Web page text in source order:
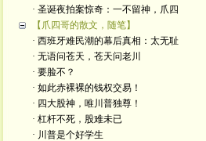
· 圣诞夜拍案惊奇：一不留神，爪四
【爪四哥的散文，随笔】
· 西班牙难民潮的幕后真相：太无耻
· 无语问苍天，苍天问老川
· 要脸不？
· 如此赤裸裸的钱权交易！
· 四大股神，唯川普独尊！
· 杠杆不死，股难未已
· 川普是个好学生